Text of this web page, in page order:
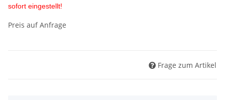
sofort eingestellt!
Preis auf Anfrage
Frage zum Artikel